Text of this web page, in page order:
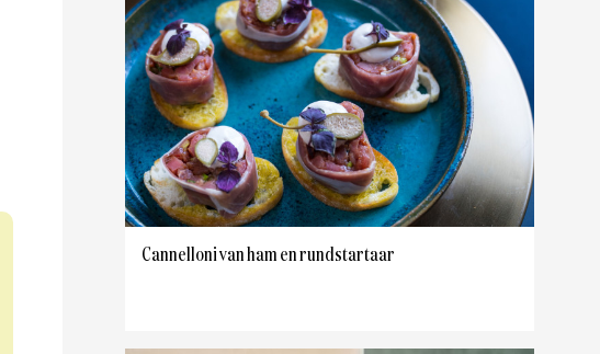
Cannelloni van ham en rundstartaar